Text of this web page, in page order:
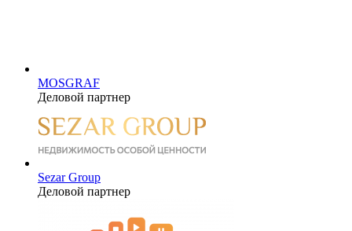
MOSGRAF
Деловой партнер
Sezar Group
Деловой партнер